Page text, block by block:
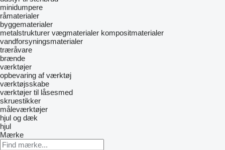
minidumpere
råmaterialer
byggematerialer
metalstrukturer vægmaterialer kompositmaterialer
vandforsyningsmaterialer
træråvare
brænde
værktøjer
opbevaring af værktøj
værktøjsskabe
værktøjer til låsesmed
skruestikker
måleværktøjer
hjul og dæk
hjul
Mærke